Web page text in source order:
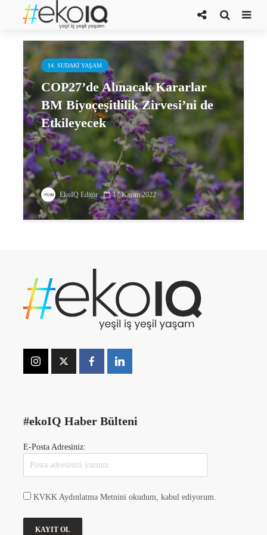
BM Biyoçeşitlilik Zirvesi (COP15)
14. SUDAKI YAŞAM
COP27’de Alınacak Kararlar
BM Biyoçeşitlilik Zirvesi’ni de
Etkileyecek
EkoIQ Editör 17 Kasım 2022
#ekoIQ Haber Bülteni
E-Posta Adresiniz:
KVKK Aydınlatma Metnini okudum, kabul ediyorum.